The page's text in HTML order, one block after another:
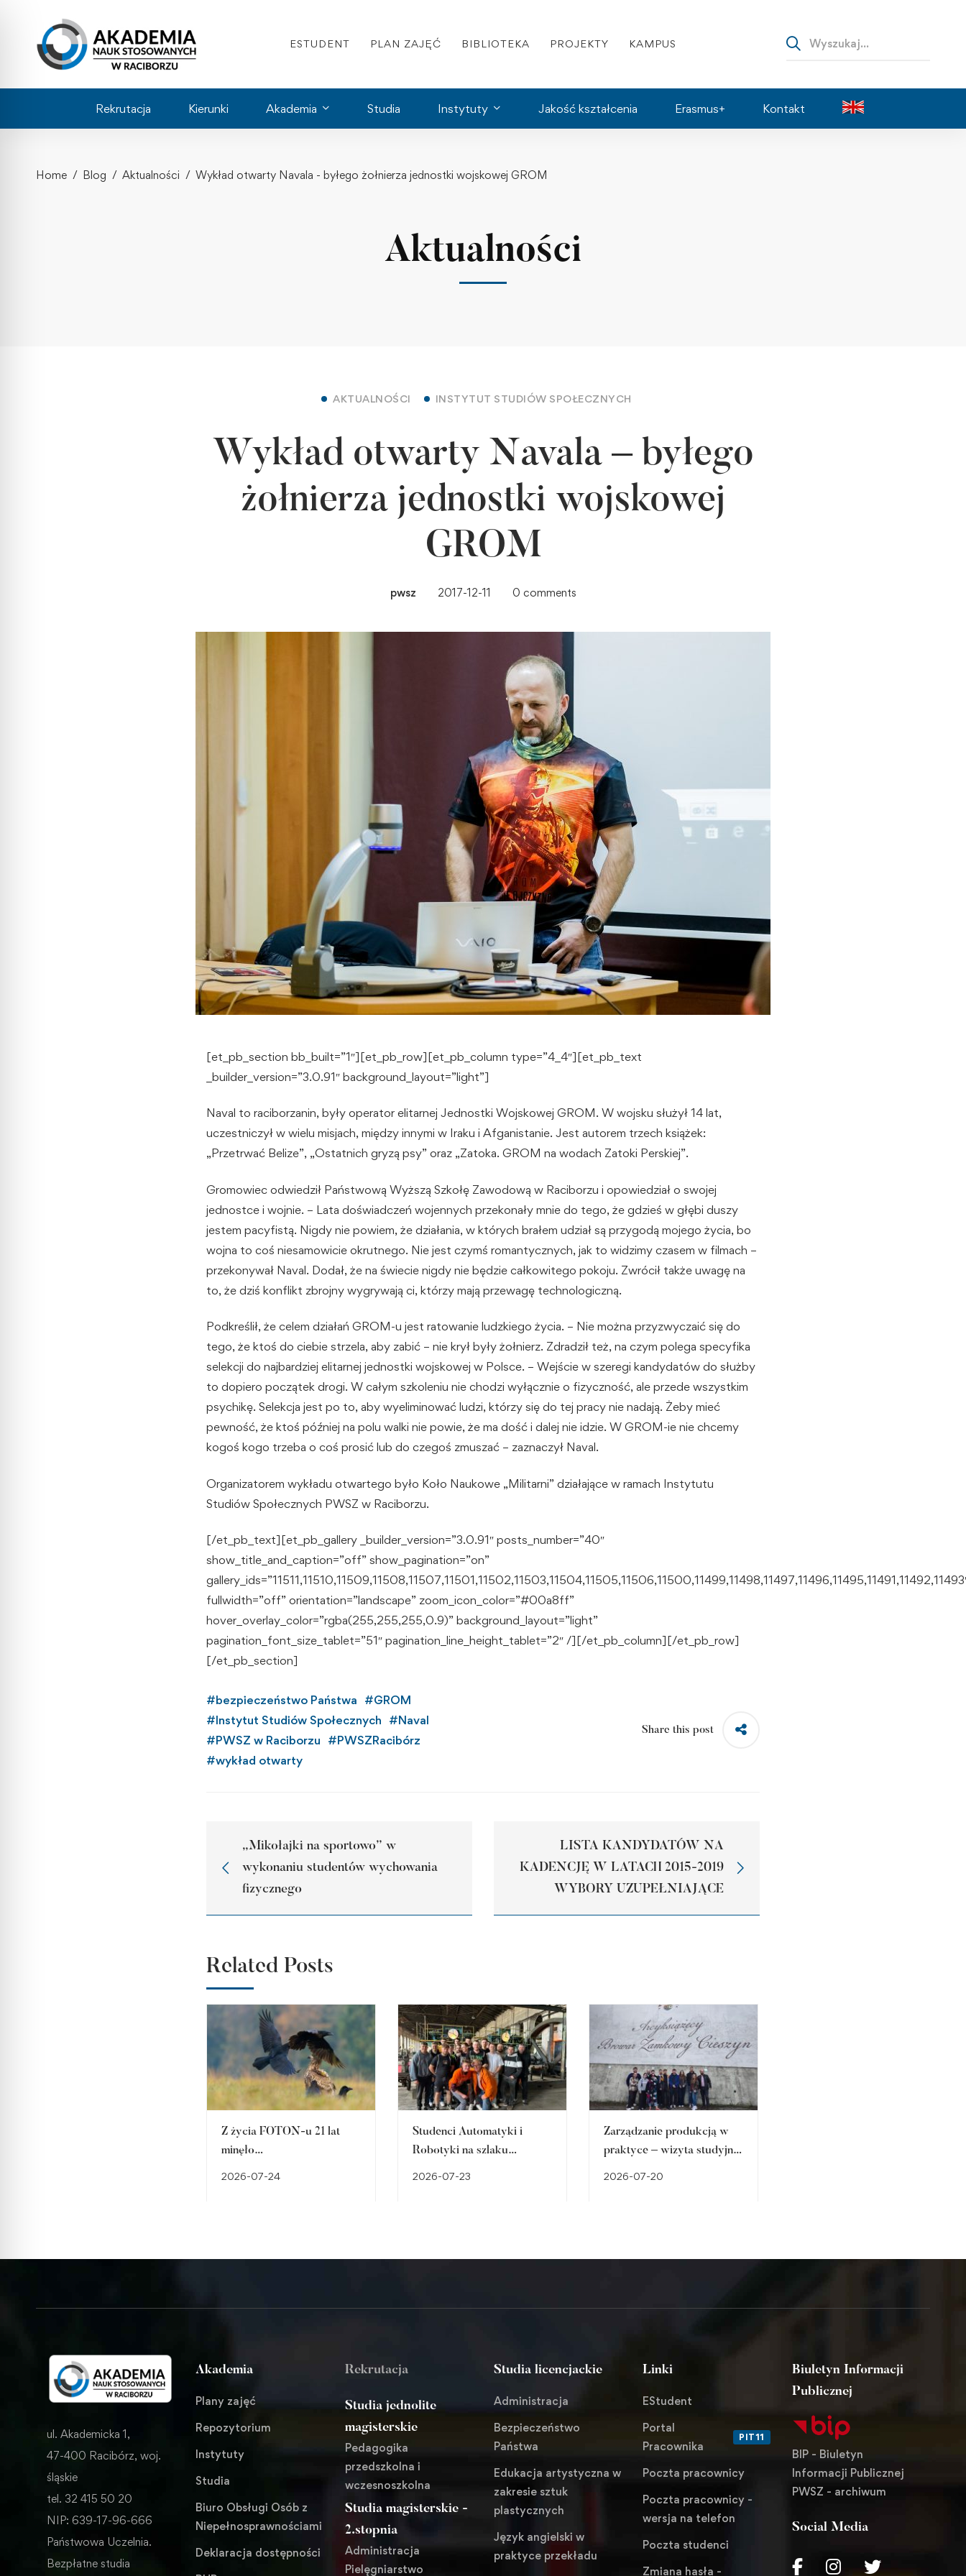
ESTUDENT PLAN ZAJĘĆ BIBLIOTEKA PROJEKTY KAMPUS
Rekrutacja Kierunki Akademia Studia Instytuty Jakość kształcenia Erasmus+ Kontakt
Home Blog Aktualności Wykład otwarty Navala - byłego żołnierza jednostki wojskowej GROM
Aktualności
AKTUALNOŚCI INSTYTUT STUDIÓW SPOŁECZNYCH
Wykład otwarty Navala – byłego
żołnierza jednostki wojskowej
GROM
pwsz 2017-12-11 0 comments
[et_pb_section bb_built=”1″][et_pb_row][et_pb_column type=”4_4″][et_pb_text
_builder_version=”3.0.91″ background_layout=”light”]
Naval to raciborzanin, były operator elitarnej Jednostki Wojskowej GROM. W wojsku służył 14 lat,
uczestniczył w wielu misjach, między innymi w Iraku i Afganistanie. Jest autorem trzech książek:
„Przetrwać Belize”, „Ostatnich gryzą psy” oraz „Zatoka. GROM na wodach Zatoki Perskiej”.
Gromowiec odwiedził Państwową Wyższą Szkołę Zawodową w Raciborzu i opowiedział o swojej
jednostce i wojnie. – Lata doświadczeń wojennych przekonały mnie do tego, że gdzieś w głębi duszy
jestem pacyfistą. Nigdy nie powiem, że działania, w których brałem udział są przygodą mojego życia, bo
wojna to coś niesamowicie okrutnego. Nie jest czymś romantycznych, jak to widzimy czasem w filmach –
przekonywał Naval. Dodał, że na świecie nigdy nie będzie całkowitego pokoju. Zwrócił także uwagę na
to, że dziś konflikt zbrojny wygrywają ci, którzy mają przewagę technologiczną.
Podkreślił, że celem działań GROM-u jest ratowanie ludzkiego życia. – Nie można przyzwyczaić się do
tego, że ktoś do ciebie strzela, aby zabić – nie krył były żołnierz. Zdradził też, na czym polega specyfika
selekcji do najbardziej elitarnej jednostki wojskowej w Polsce. – Wejście w szeregi kandydatów do służby
to dopiero początek drogi. W całym szkoleniu nie chodzi wyłącznie o fizyczność, ale przede wszystkim
psychikę. Selekcja jest po to, aby wyeliminować ludzi, którzy się do tej pracy nie nadają. Żeby mieć
pewność, że ktoś później na polu walki nie powie, że ma dość i dalej nie idzie. W GROM-ie nie chcemy
kogoś kogo trzeba o coś prosić lub do czegoś zmuszać – zaznaczył Naval.
Organizatorem wykładu otwartego było Koło Naukowe „Militarni” działające w ramach Instytutu
Studiów Społecznych PWSZ w Raciborzu.
[/et_pb_text][et_pb_gallery _builder_version=”3.0.91″ posts_number=”40″
show_title_and_caption=”off” show_pagination=”on”
fullwidth=”off” orientation=”landscape” zoom_icon_color=”#00a8ff”
hover_overlay_color=”rgba(255,255,255,0.9)” background_layout=”light”
pagination_font_size_tablet=”51″ pagination_line_height_tablet=”2″ /][/et_pb_column][/et_pb_row]
[/et_pb_section]
#bezpieczeństwo Państwa #GROM
#Instytut Studiów Społecznych #Naval
#PWSZ w Raciborzu #PWSZRacibórz
#wykład otwarty
Share this post
„Mikołajki na sportowo” w
wykonaniu studentów wychowania
fizycznego
LISTA KANDYDATÓW NA
KADENCJĘ W LATACH 2015-2019
WYBORY UZUPEŁNIAJĄCE
Related Posts
Z życia FOTON-u 21 lat
minęło…
2026-07-24
Studenci Automatyki i
Robotyki na szlaku
2026-07-23
Zarządzanie produkcją w
praktyce – wizyta studyjna
2026-07-20
ul. Akademicka 1,
47-400 Racibórz, woj.
śląskie
tel. 32 415 50 20
NIP: 639-17-96-666
Państwowa Uczelnia.
Bezpłatne studia
Akademia
Plany zajęć
Repozytorium
Instytuty
Studia
Biuro Obsługi Osób z
Niepełnosprawnościami
Deklaracja dostępności
Rekrutacja
Studia jednolite
magisterskie
Pedagogika
przedszkolna i
wczesnoszkolna
Studia magisterskie -
2.stopnia
Administracja
Pielęgniarstwo
Studia licencjackie
Administracja
Bezpieczeństwo
Państwa
Edukacja artystyczna w
zakresie sztuk
plastycznych
Język angielski w
praktyce przekładu
Linki
EStudent
Portal
Pracownika
PIT11
Poczta pracownicy
Poczta pracownicy -
wersja na telefon
Poczta studenci
Zmiana hasła -
Biuletyn Informacji
Publicznej
BIP - Biuletyn
Informacji Publicznej
PWSZ - archiwum
Social Media